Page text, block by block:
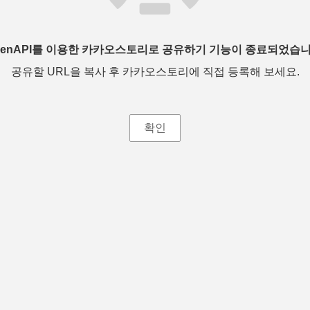
를 이용한 카카오스토리로 공유하기 기능이 종료되었습
공유할 URL을 복사 후 카카오스토리에 직접 등록해 보세요.
확인